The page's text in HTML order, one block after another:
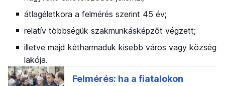
átlagéletkora a felmérés szerint 45 év;
relatív többségük szakmunkásképzőt végzett;
illetve majd kétharmaduk kisebb város vagy község
lakója.